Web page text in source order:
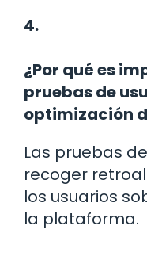
4.
¿Por qué es
pruebas de
optimización
Las pruebas
recoger
los usuarios
la plataforma.